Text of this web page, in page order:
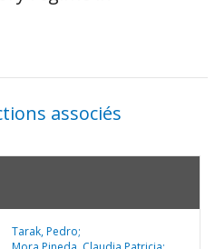
associés
Tarak, Pedro;